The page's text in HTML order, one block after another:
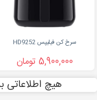
سرخ کن فیلیپس HD9252
5,900,000 تومان
هیچ اطلاعاتی